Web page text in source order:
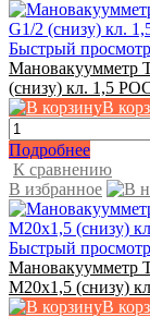
Быстрый просмотр
Мановакуумметр
(снизу) кл. 1,5
В
Подробнее
К сравнению
В избранное
Быстрый просмотр
Мановакуумметр
М20x1,5 (снизу)
В